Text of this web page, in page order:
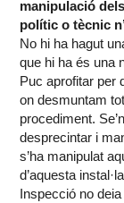
manipulació
polític o tècnic
No hi ha hagut
que hi ha és una
Puc aprofitar per
on desmuntam
procediment.
desprecintar i
s’ha manipulat
d’aquesta
Inspecció no